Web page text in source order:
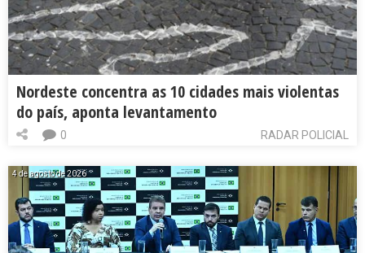
Nordeste concentra as 10 cidades mais violentas
do país, aponta levantamento
RADAR POLICIAL
0
4 de agosto de 2026